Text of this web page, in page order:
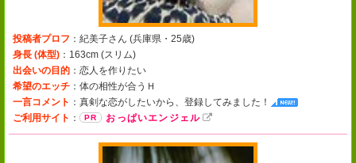
投稿者プロフ ：紀美子さん (兵庫県・25歳)
身長 (体型) ：163cm (スリム)
出会いの目的 ：恋人を作りたい
希望のエッチ ：体の相性が合うＨ
一言コメント ： 真剣な恋がしたいから、登録してみました！
ご利用サイト ： おっぱいエンジェル